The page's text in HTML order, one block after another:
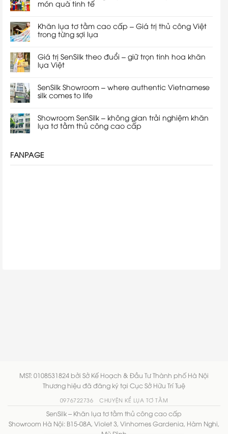
món quà tinh tế
Khăn lụa tơ tằm cao cấp – Giá trị thủ công Việt
trong từng sợi lụa
Giá trị SenSilk theo đuổi – giữ trọn tinh hoa khăn
lụa Việt
SenSilk Showroom – where authentic Vietnamese
silk comes to life
Showroom SenSilk – không gian trải nghiệm khăn
lụa tơ tằm thủ công cao cấp
FANPAGE
MST: 0108531824 bởi Sở Kế Hoạch & Đầu Tư Thành phố Hà Nội
Thương hiệu đã đăng ký tại Cục Sở Hữu Trí Tuệ
0976722736 CHUYỆN KỂ LỤA TƠ TẰM
SenSilk – Khăn lụa tơ tằm thủ công cao cấp
Showroom Hà Nội: B15-08A, Violet 3, Vinhomes Gardenia, Hàm Nghi,